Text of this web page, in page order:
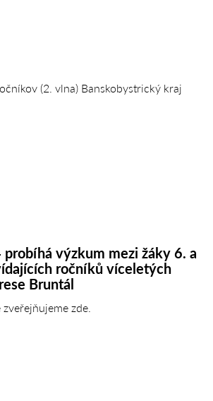
(2. vlna) Banskobystrický kraj
výzkum mezi žáky 6. a
ročníků víceletých
Bruntál
zde.